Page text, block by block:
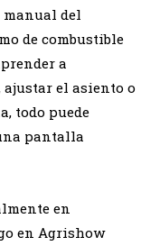
manual del
de combustible
a
el asiento o
todo puede
pantalla
en
en Agrishow